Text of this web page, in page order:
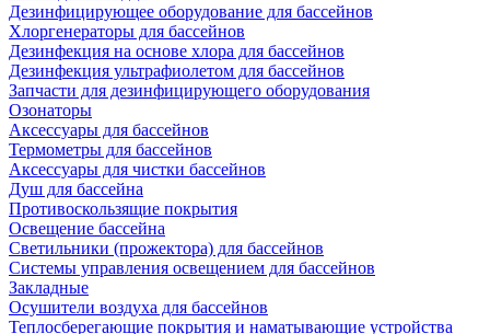
Дезинфицирующее оборудование для бассейнов
Хлоргенераторы для бассейнов
Дезинфекция на основе хлора для бассейнов
Дезинфекция ультрафиолетом для бассейнов
Запчасти для дезинфицирующего оборудования
Озонаторы
Аксессуары для бассейнов
Термометры для бассейнов
Аксессуары для чистки бассейнов
Душ для бассейна
Противоскользящие покрытия
Освещение бассейна
Светильники (прожектора) для бассейнов
Системы управления освещением для бассейнов
Закладные
Осушители воздуха для бассейнов
Теплосберегающие покрытия и наматывающие устройства